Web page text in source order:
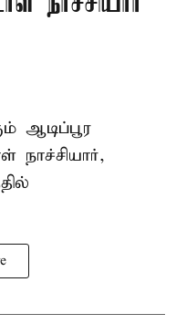
ஆடிப்பூர